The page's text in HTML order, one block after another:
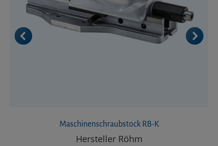
Maschinenschraubstock RB-K
Hersteller Röhm